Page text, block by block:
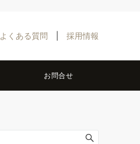
よくある質問 採用情報
お問合せ